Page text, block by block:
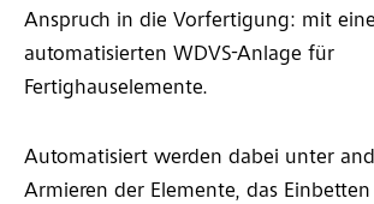
Anspruch in die Vorfertigung: mit
automatisierten WDVS-Anlage für
Fertighauselemente.
Automatisiert werden dabei unter
Armieren der Elemente, das